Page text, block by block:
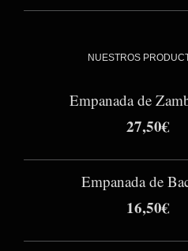
NUESTROS
Empanada de
27,50€
Empanada de
16,50€